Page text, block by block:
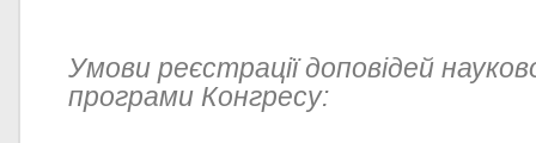
Умови реєстрації доповідей
програми Конгресу: